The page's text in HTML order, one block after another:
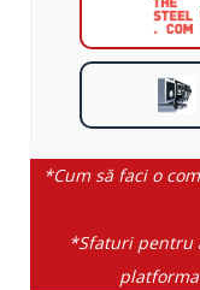
*Cum să faci o
*Sfaturi pentru